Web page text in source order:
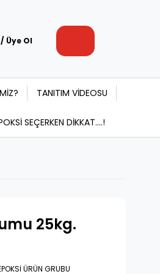
/ Üye Ol
TANITIM VİDEOSU
SEÇERKEN DİKKAT....!
25kg.
ÜRÜN GRUBU